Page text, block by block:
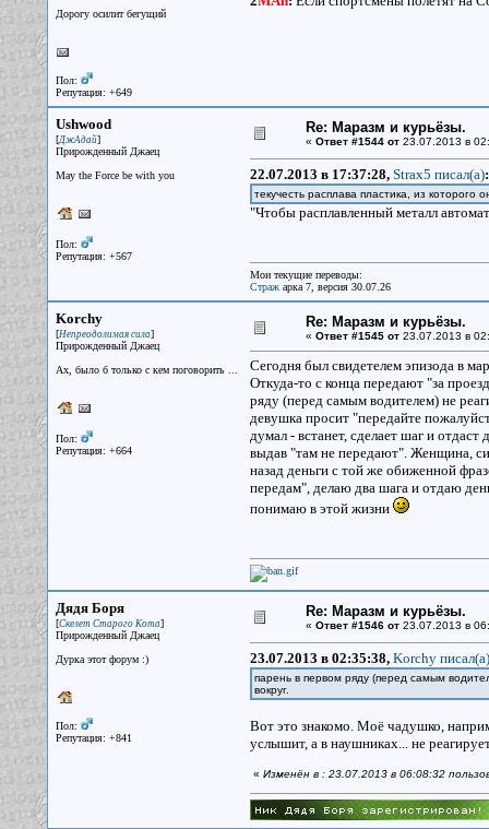
Дорогу осилит бегущий
Пол:
Репутация: +649
Ushwood
[ДжАдай]
Прирожденный Джаец
May the Force be with you
Пол:
Репутация: +567
Re: Маразм и курьёзы.
« Ответ #1544 от23.07.2013 в
22.07.2013 в 17:37:28, Strax5 писал(a):
текучесть расплава пластика, из
"Чтобы расплавленный металл
Мои текущие переводы:
Стражарка 7, версия 30.07.26
Korchy
[Непреодолимая сила]
Прирожденный Джаец
Ах, было б только с кем поговорить ...
Пол:
Репутация: +664
Re: Маразм и курьёзы.
« Ответ #1545 от23.07.2013 в
Сегодня был свидетелем эпизода в
Откуда-то с конца передают "за
ряду (перед самым водителем) не
девушка просит "передайте
думал - встанет, сделает шаг и
выдав "там не передают". Женщина,
назад деньги с той же обиженной
передам", делаю два шага и отдаю
понимаю в этой жизни
Дядя Боря
[Скелет Старого Кота]
Прирожденный Джаец
Дурка этот форум :)
Пол:
Репутация: +841
Re: Маразм и курьёзы.
« Ответ #1546 от23.07.2013 в
23.07.2013 в 02:35:38, Korchy писал(a)
парень в первом ряду (перед самым
вокруг.
Вот это знакомо. Моё чадушко,
услышит, а в наушниках... не
« Изменён в : 23.07.2013 в 06:08:32